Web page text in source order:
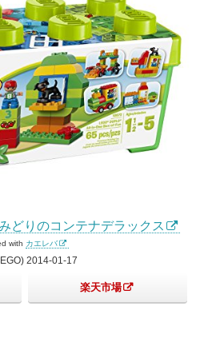
どりのコンテナデラックス
with カエレバ
2014-01-17
楽天市場